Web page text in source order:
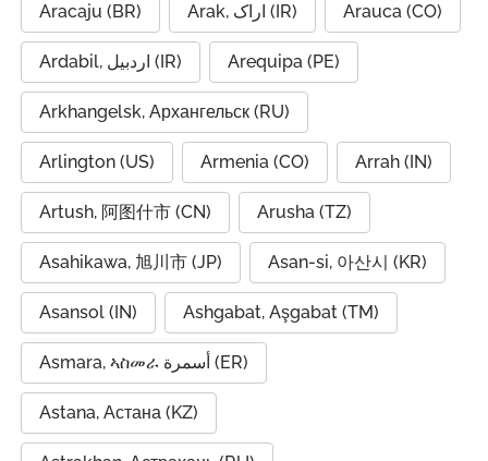
Aracaju (BR) Arak, اراک (IR) Arauca (CO)
Ardabil, اردبیل (IR) Arequipa (PE)
Arkhangelsk, Архангельск (RU)
Arlington (US) Armenia (CO) Arrah (IN)
Artush, 阿图什市 (CN) Arusha (TZ)
Asahikawa, 旭川市 (JP) Asan-si, 아산시 (KR)
Asansol (IN) Ashgabat, Aşgabat (TM)
Asmara, ኣስመራ أسمرة (ER)
Astana, Астана (KZ)